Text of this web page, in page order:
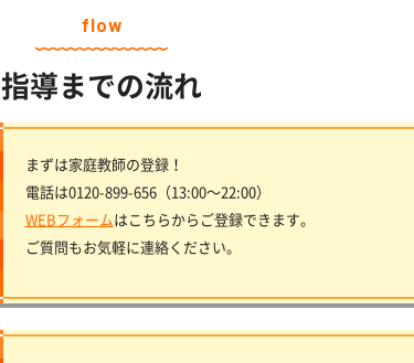
flow
指導までの流れ
まずは家庭教師の登録！
電話は0120-899-656（13:00〜22:00）
WEBフォームはこちらからご登録できます。
ご質問もお気軽に連絡ください。